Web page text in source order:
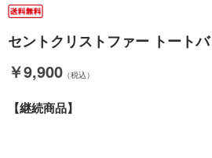
セントクリストファー トート
【継続商品】
￥9,900 （税込）